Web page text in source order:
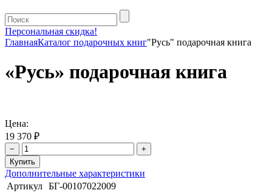
Персональная скидка!
ГлавнаяКаталог подарочных книг"Русь" подарочная книга
«Русь» подарочная книга
Цена:
19 370 ₽
− +
Дополнительные характеристики
Артикул БГ-00107022009